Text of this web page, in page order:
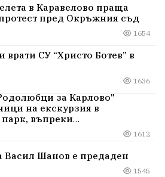
в Каравелово праща
пред Окръжния съд
1654
врати СУ “Христо Ботев” в
1636
за Карлово"
на екскурзия в
въпреки
1612
Васил Шанов е предаден
1545